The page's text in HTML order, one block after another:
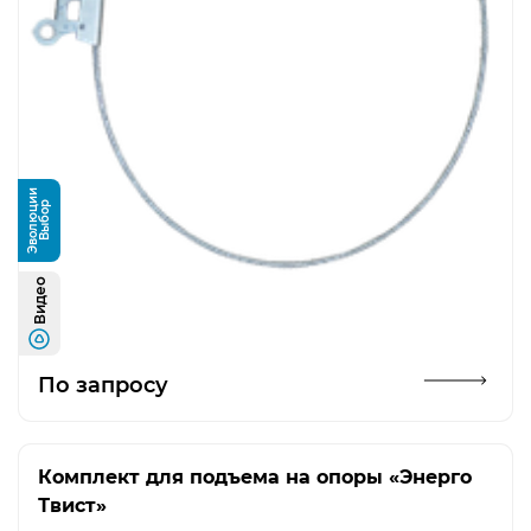
В
ы
б
о
р
Э
в
о
л
ю
ц
и
и
Видео
По запросу
Комплект для подъема на опоры «Энерго
Твист»